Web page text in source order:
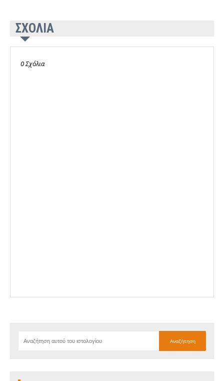
ΣΧΟΛΙΑ
0 Σχόλια